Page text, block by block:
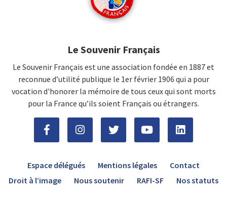
Le Souvenir Français
Le Souvenir Français est une association fondée en 1887 et
reconnue d’utilité publique le 1er février 1906 qui a pour
vocation d'honorer la mémoire de tous ceux qui sont morts
pour la France qu’ils soient Français ou étrangers.
Espace délégués Mentions légales
Contact
Droit à l’image
Nous soutenir RAFI-SF Nos statuts